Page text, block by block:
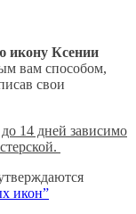
икону Ксении
вам способом,
свои
до 14 дней зависимо
икон”